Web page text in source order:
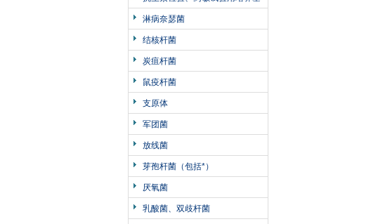
淋病奈瑟菌
结核杆菌
炭疽杆菌
鼠疫杆菌
支原体
军团菌
放线菌
芽孢杆菌（包括*）
厌氧菌
乳酸菌、双歧杆菌